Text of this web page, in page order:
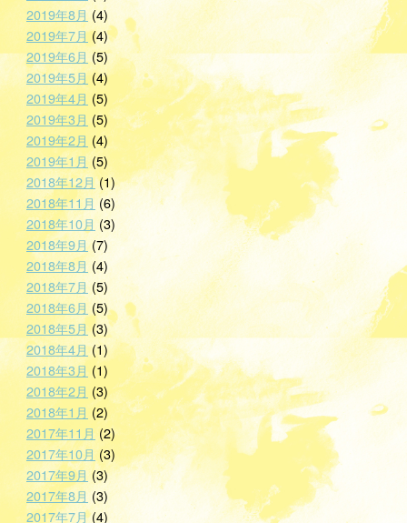
2019年8月(4)
2019年7月(4)
2019年6月(5)
2019年5月(4)
2019年4月 (5)
2019年3月 (5)
2019年2月 (4)
2019年1月(5)
2018年12月(1)
2018年11月 (6)
2018年10月 (3)
2018年9月(7)
2018年8月 (4)
2018年7月(5)
2018年6月 (5)
2018年5月(3)
2018年4月(1)
2018年3月 (1)
2018年2月 (3)
2018年1月 (2)
2017年11月 (2)
2017年10月 (3)
2017年9月 (3)
2017年8月 (3)
2017年7月(4)